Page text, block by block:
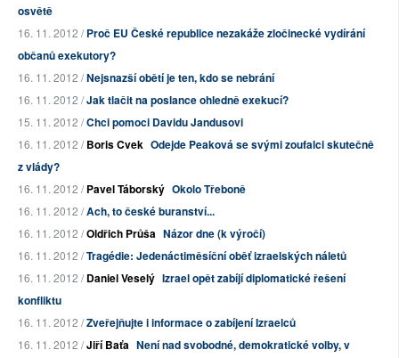
osvětě
16. 11. 2012 /Proč EU České republice nezakáže zločinecké vydírání
občanů exekutory?
16. 11. 2012 /Nejsnazší obětí je ten, kdo se nebrání
16. 11. 2012 /Jak tlačit na poslance ohledně exekucí?
15. 11. 2012 /Chci pomoci Davidu Jandusovi
16. 11. 2012 /Boris Cvek Odejde Peaková se svými zoufalci skutečně
z vlády?
16. 11. 2012 /Pavel Táborský Okolo Třeboně
16. 11. 2012 /Ach, to české buranství...
16. 11. 2012 /Oldřich Průša Názor dne (k výročí)
16. 11. 2012 /Tragédie: Jedenáctiměsíční oběť izraelských náletů
16. 11. 2012 /Daniel Veselý Izrael opět zabíjí diplomatické řešení
konfliktu
16. 11. 2012 /Zveřejňujte i informace o zabíjení Izraelců
16. 11. 2012 /Jiří Baťa Není nad svobodné, demokratické volby, v